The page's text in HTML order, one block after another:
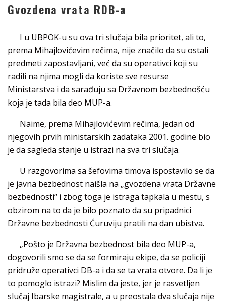
Gvozdena vrata RDB-a
I u UBPOK-u su ova tri slučaja bila prioritet, ali to,
prema Mihajlovićevim rečima, nije značilo da su ostali
predmeti zapostavljani, već da su operativci koji su
radili na njima mogli da koriste sve resurse
Ministarstva i da sarađuju sa Državnom bezbednošću
koja je tada bila deo MUP-a.
Naime, prema Mihajlovićevim rečima, jedan od
njegovih prvih ministarskih zadataka 2001. godine bio
je da sagleda stanje u istrazi na sva tri slučaja.
U razgovorima sa šefovima timova ispostavilo se da
je javna bezbednost naišla na „gvozdena vrata Državne
bezbednosti“ i zbog toga je istraga tapkala u mestu, s
obzirom na to da je bilo poznato da su pripadnici
Državne bezbednosti Ćuruviju pratili na dan ubistva.
„Pošto je Državna bezbednost bila deo MUP-a,
dogovorili smo se da se formiraju ekipe, da se policiji
pridruže operativci DB-a i da se ta vrata otvore. Da li je
to pomoglo istrazi? Mislim da jeste, jer je rasvetljen
slučaj Ibarske magistrale, a u preostala dva slučaja nije